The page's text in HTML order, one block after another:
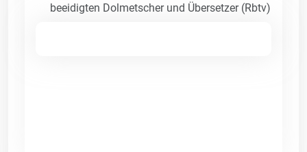
beeidigten Dolmetscher und Übersetzer (Rbtv)